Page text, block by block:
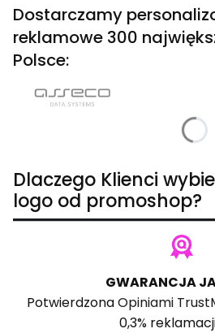
Dostarczamy
reklamowe 300
Polsce:
Dlaczego Klienci
logo od promoshop?
GWARANCJA
PotwierdzonaOpiniami
0,3%